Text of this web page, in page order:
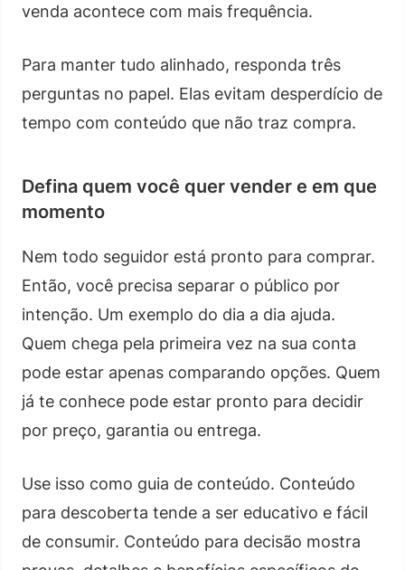
venda acontece com mais frequência.
Para manter tudo alinhado, responda três
perguntas no papel. Elas evitam desperdício de
tempo com conteúdo que não traz compra.
Defina quem você quer vender e em que
momento
Nem todo seguidor está pronto para comprar.
Então, você precisa separar o público por
intenção. Um exemplo do dia a dia ajuda.
Quem chega pela primeira vez na sua conta
pode estar apenas comparando opções. Quem
já te conhece pode estar pronto para decidir
por preço, garantia ou entrega.
Use isso como guia de conteúdo. Conteúdo
para descoberta tende a ser educativo e fácil
de consumir. Conteúdo para decisão mostra